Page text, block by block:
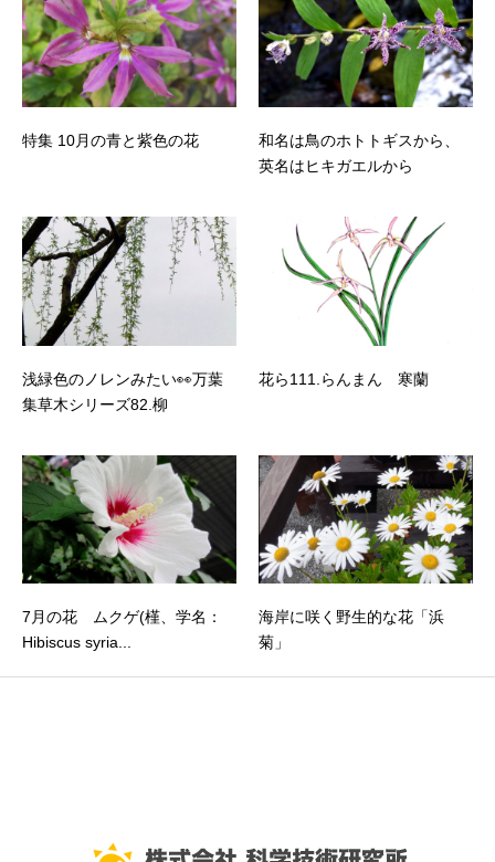
特集 10月の青と紫色の花
和名は鳥のホトトギスから、
英名はヒキガエルから
浅緑色のノレンみたい👀万葉
集草木シリーズ82.柳
花ら111.らんまん 寒蘭
7月の花 ムクゲ(槿、学名：
Hibiscus syria...
海岸に咲く野生的な花「浜
菊」